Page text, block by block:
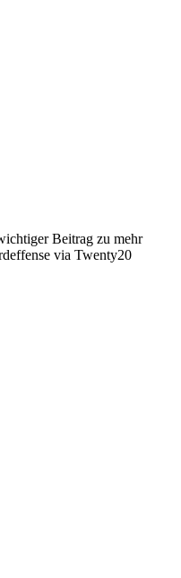
Beitrag zu mehr
via Twenty20